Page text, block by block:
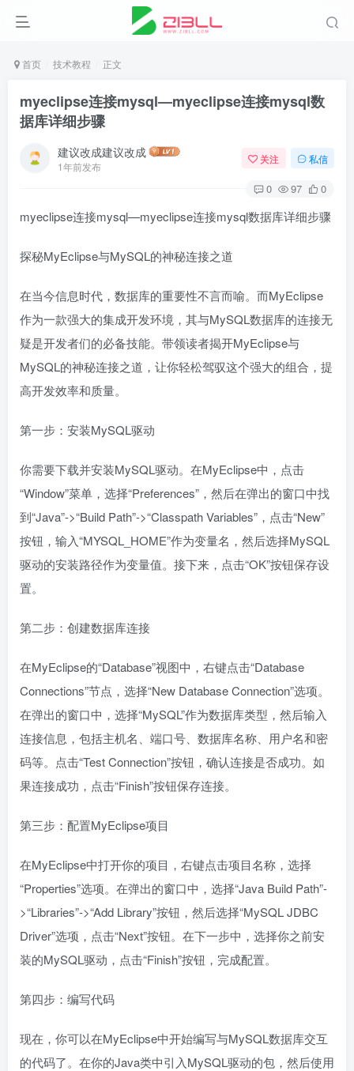
首页 技术教程 正文
myeclipse连接mysql—myeclipse连接mysql数
据库详细步骤
建议改成建议改成
1年前发布
关注 私信
0 97 0
myeclipse连接mysql—myeclipse连接mysql数据库详细步骤
探秘MyEclipse与MySQL的神秘连接之道
在当今信息时代，数据库的重要性不言而喻。而MyEclipse
作为一款强大的集成开发环境，其与MySQL数据库的连接无
疑是开发者们的必备技能。带领读者揭开MyEclipse与
MySQL的神秘连接之道，让你轻松驾驭这个强大的组合，提
高开发效率和质量。
第一步：安装MySQL驱动
你需要下载并安装MySQL驱动。在MyEclipse中，点击
“Window”菜单，选择“Preferences”，然后在弹出的窗口中找
到“Java”->“Build Path”->“Classpath Variables”，点击“New”
按钮，输入“MYSQL_HOME”作为变量名，然后选择MySQL
驱动的安装路径作为变量值。接下来，点击“OK”按钮保存设
置。
第二步：创建数据库连接
在MyEclipse的“Database”视图中，右键点击“Database
Connections”节点，选择“New Database Connection”选项。
在弹出的窗口中，选择“MySQL”作为数据库类型，然后输入
连接信息，包括主机名、端口号、数据库名称、用户名和密
码等。点击“Test Connection”按钮，确认连接是否成功。如
果连接成功，点击“Finish”按钮保存连接。
第三步：配置MyEclipse项目
在MyEclipse中打开你的项目，右键点击项目名称，选择
“Properties”选项。在弹出的窗口中，选择“Java Build Path”-
>“Libraries”->“Add Library”按钮，然后选择“MySQL JDBC
Driver”选项，点击“Next”按钮。在下一步中，选择你之前安
装的MySQL驱动，点击“Finish”按钮，完成配置。
第四步：编写代码
现在，你可以在MyEclipse中开始编写与MySQL数据库交互
的代码了。在你的Java类中引入MySQL驱动的包，然后使用